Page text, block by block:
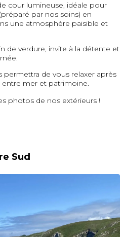
cour lumineuse, idéale pour
par nos soins) en
une atmosphère paisible et
de verdure, invite à la détente et
permettra de vous relaxer après
mer et patrimoine.
photos de nos extérieurs !
Sud